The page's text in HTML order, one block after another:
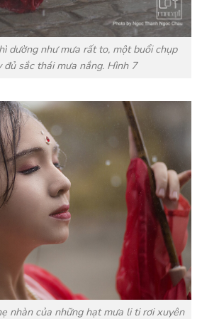
dường như mưa rất to, một buổi chụp
đủ sắc thái mưa nắng. Hình 7
nhàn của những hạt mưa li ti rơi xuyên